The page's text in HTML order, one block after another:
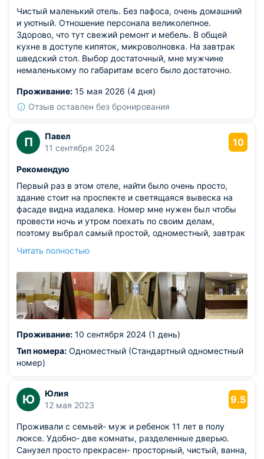
Чистый маленький отель. Без пафоса, очень домашний
и уютный. Отношение персонала великолепное.
Здорово, что тут свежий ремонт и мебель. В общей
кухне в доступе кипяток, микроволновка. На завтрак
шведский стол. Выбор достаточный, мне мужчине
немаленькому по габаритам всего было достаточно.
Проживание: 15 мая 2026 (4 дня)
Отзыв оставлен без бронирования
П
Павел
11 сентября 2024
10
Рекомендую
Первый раз в этом отеле, найти было очень просто,
здание стоит на проспекте и светящаяся вывеска на
фасаде видна издалека. Номер мне нужен был чтобы
провести ночь и утром поехать по своим делам,
поэтому выбрал самый простой, одноместный, завтрак
доступность, интерьер на этаже и в номере. Для одного
новая, кровать удобная, санузел выполнен компактно и
достойно. Завтрак вполне приемлемый, устроил.
Читать полностью
Проживание: 10 сентября 2024 (1 день)
Тип номера: Одноместный (Стандартный одноместный
номер)
Ю
Юлия
12 мая 2023
9.5
Проживали с семьей- муж и ребенок 11 лет в полу
люксе. Удобно- две комнаты, разделенные дверью.
Санузел просто прекрасен- просторный, чистый, ванна,